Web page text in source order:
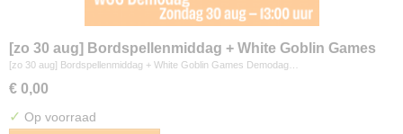
[zo 30 aug] Bordspellenmiddag + White Goblin Games
Demodag
[zo 30 aug] Bordspellenmiddag + White Goblin Games Demodag…
€ 0,00
✓ Op voorraad